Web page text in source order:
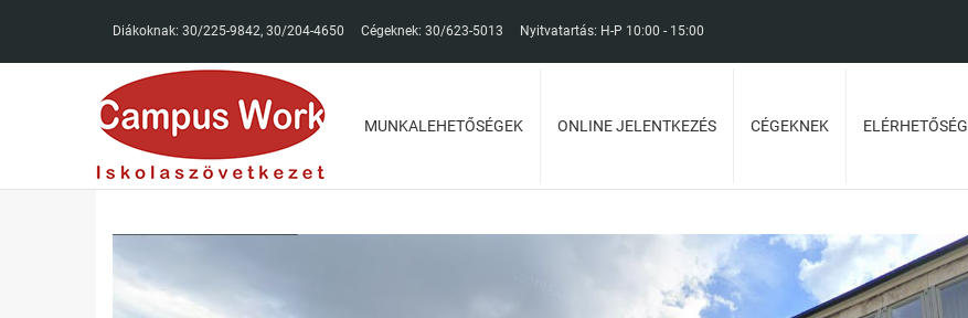
Diákoknak: 30/225-9842, 30/204-4650 Cégeknek: 30/623-5013 Nyitvatartás: H-P 10:00 - 15:00
MUNKALEHETŐSÉGEK ONLINE JELENTKEZÉS CÉGEKNEK ELÉRHETŐSÉG